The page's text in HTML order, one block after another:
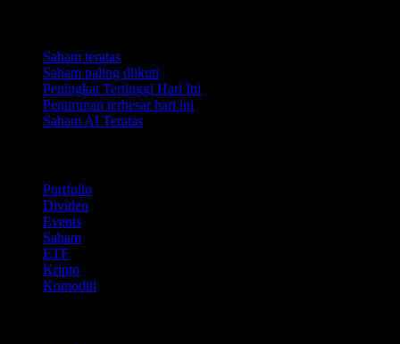
Saham teratas
Saham paling diikuti
Peningkat Tertinggi Hari Ini
Penurunan terbesar hari ini
Saham AI Teratas
Portfolio
Dividen
Events
Saham
ETF
Kripto
Komoditi